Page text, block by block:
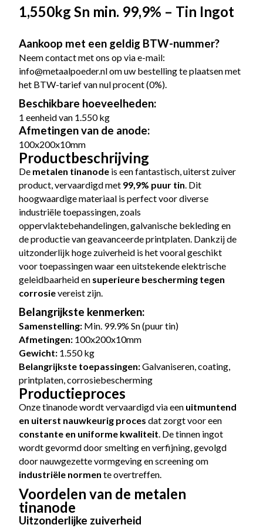
1,550kg Sn min. 99,9% – Tin Ingot
Aankoop met een geldig BTW-nummer?
Neem contact met ons op via e-mail:
info@metaalpoeder.nlom uw bestelling te plaatsen met
het BTW-tarief van nul procent (0%).
Beschikbare hoeveelheden:
1 eenheid van 1.550 kg
Afmetingen van de anode:
100x200x10mm
Productbeschrijving
De metalen tinanode is een fantastisch, uiterst zuiver
product, vervaardigd met 99,9% puur tin. Dit
hoogwaardige materiaal is perfect voor diverse
industriële toepassingen, zoals
oppervlaktebehandelingen, galvanische bekleding en
de productie van geavanceerde printplaten. Dankzij de
uitzonderlijk hoge zuiverheid is het vooral geschikt
voor toepassingen waar een uitstekende elektrische
geleidbaarheid en superieure bescherming tegen
corrosievereist zijn.
Belangrijkste kenmerken:
Samenstelling: Min. 99.9% Sn (puur tin)
Afmetingen: 100x200x10mm
Gewicht: 1.550 kg
Belangrijkste toepassingen:Galvaniseren, coating,
printplaten, corrosiebescherming
Productieproces
Onze tinanode wordt vervaardigd via een uitmuntend
en uiterst nauwkeurig proces dat zorgt voor een
constante en uniforme kwaliteit. De tinnen ingot
wordt gevormd door smelting en verfijning, gevolgd
door nauwgezette vormgeving en screening om
industriële normen te overtreffen.
Voordelen van de metalen
tinanode
Uitzonderlijke zuiverheid